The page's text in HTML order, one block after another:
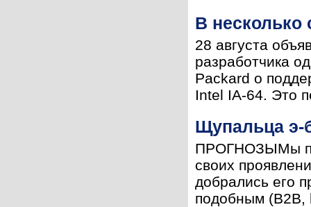
В несколько
28 августа
разработчика
Packard о
Intel IA-64. Это
Щупальца э-
ПРОГНОЗЫМы
своих
добрались его
подобным (B2B,